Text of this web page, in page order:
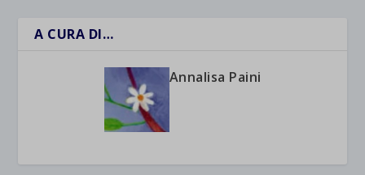
A CURA DI…
Annalisa Paini